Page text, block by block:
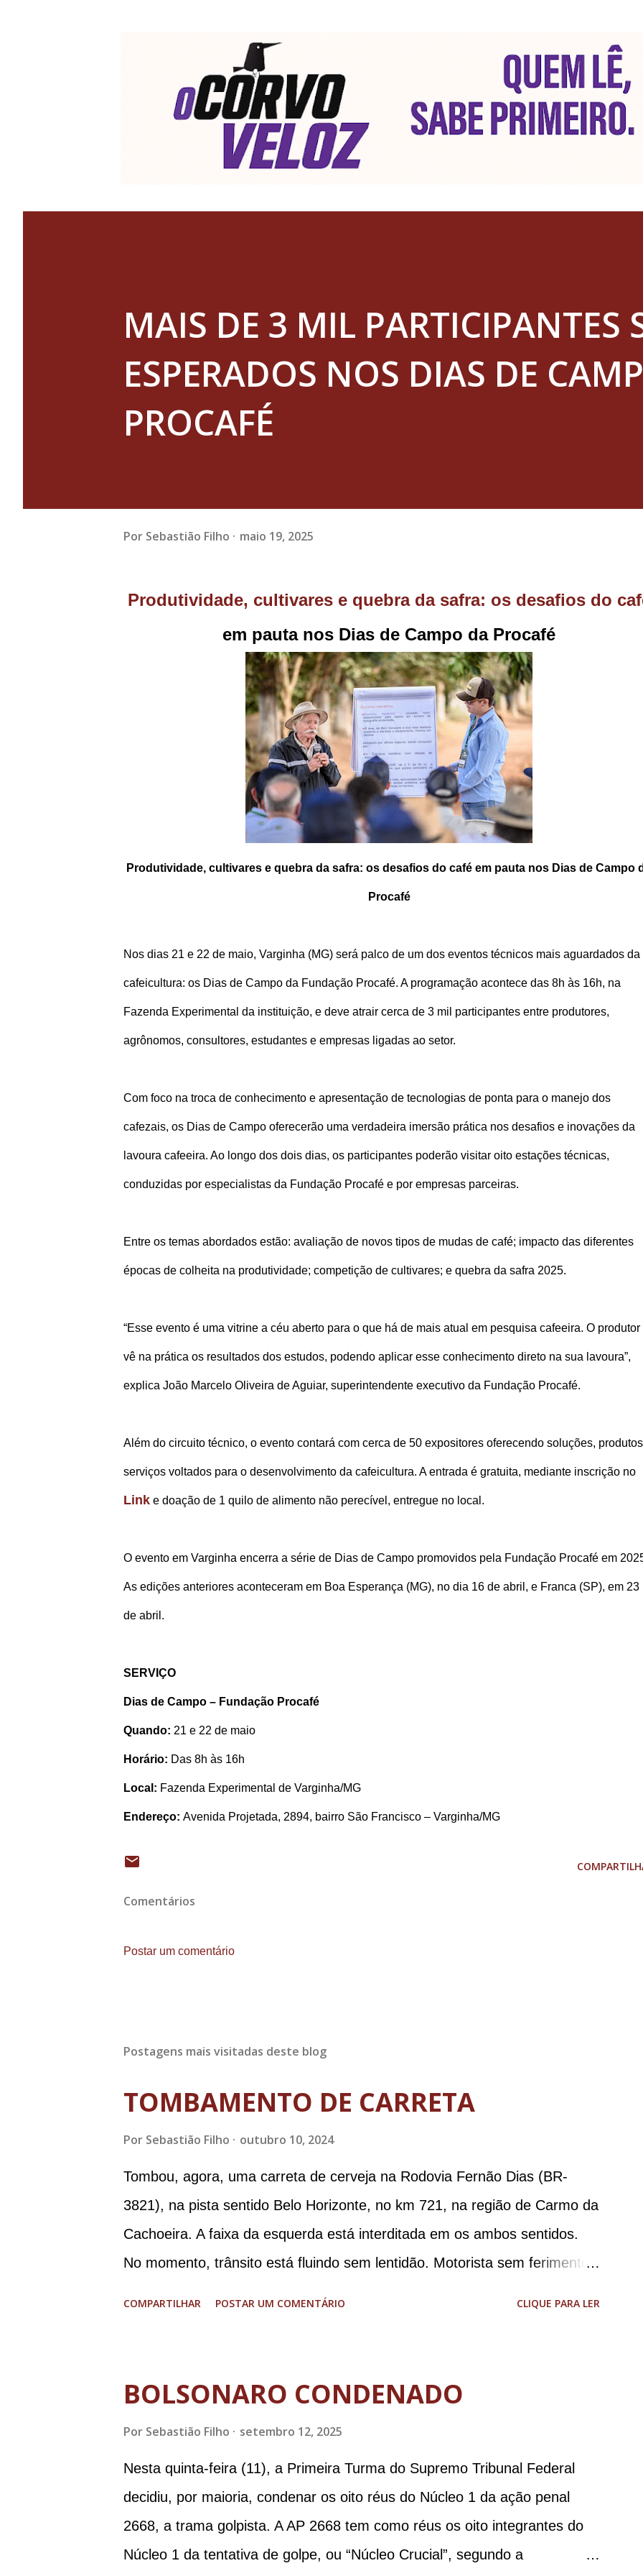
MAIS DE 3 MIL PARTICIPANTES
ESPERADOS NOS DIAS DE
PROCAFÉ
Por Sebastião Filho maio 19, 2025
Produtividade, cultivares e quebra da safra: os desafios do café
em pauta nos Dias de Campo da Procafé
Produtividade, cultivares e quebra da safra: os desafios do café em pauta nos Dias de Campo da
Procafé
Nos dias 21 e 22 de maio, Varginha (MG) será palco de um dos eventos técnicos mais aguardados da
cafeicultura: os Dias de Campo da Fundação Procafé. A programação acontece das 8h às 16h, na
Fazenda Experimental da instituição, e deve atrair cerca de 3 mil participantes entre produtores,
agrônomos, consultores, estudantes e empresas ligadas ao setor.
Com foco na troca de conhecimento e apresentação de tecnologias de ponta para o manejo dos
cafezais, os Dias de Campo oferecerão uma verdadeira imersão prática nos desafios e inovações da
lavoura cafeeira. Ao longo dos dois dias, os participantes poderão visitar oito estações técnicas,
conduzidas por especialistas da Fundação Procafé e por empresas parceiras.
Entre os temas abordados estão: avaliação de novos tipos de mudas de café; impacto das diferentes
épocas de colheita na produtividade; competição de cultivares; e quebra da safra 2025.
“Esse evento é uma vitrine a céu aberto para o que há de mais atual em pesquisa cafeeira. O produtor
vê na prática os resultados dos estudos, podendo aplicar esse conhecimento direto na sua lavoura”,
explica João Marcelo Oliveira de Aguiar, superintendente executivo da Fundação Procafé.
Além do circuito técnico, o evento contará com cerca de 50 expositores oferecendo soluções,
serviços voltados para o desenvolvimento da cafeicultura. A entrada é gratuita, mediante inscrição no
Link e doação de 1 quilo de alimento não perecível, entregue no local.
O evento em Varginha encerra a série de Dias de Campo promovidos pela Fundação Procafé em
As edições anteriores aconteceram em Boa Esperança (MG), no dia 16 de abril, e Franca (SP), em 23
de abril.
SERVIÇO
Dias de Campo – Fundação Procafé
Quando: 21 e 22 de maio
Horário: Das 8h às 16h
Local: Fazenda Experimental de Varginha/MG
Endereço: Avenida Projetada, 2894, bairro São Francisco – Varginha/MG
Comentários
Postar um comentário
Postagens mais visitadas deste blog
TOMBAMENTO DE CARRETA
Por Sebastião Filho outubro 10, 2024
Tombou, agora, uma carreta de cerveja na Rodovia Fernão Dias (BR-
3821), na pista sentido Belo Horizonte, no km 721, na região de Carmo da
Cachoeira. A faixa da esquerda está interditada em os ambos sentidos.
No momento, trânsito está fluindo sem lentidão. Motorista sem ferimentos
COMPARTILHAR POSTAR UM COMENTÁRIO CLIQUE PARA LER
BOLSONARO CONDENADO
Por Sebastião Filho setembro 12, 2025
Nesta quinta-feira (11), a Primeira Turma do Supremo Tribunal Federal
decidiu, por maioria, condenar os oito réus do Núcleo 1 da ação penal
2668, a trama golpista. A AP 2668 tem como réus os oito integrantes do
Núcleo 1 da tentativa de golpe, ou “Núcleo Crucial”, segundo a